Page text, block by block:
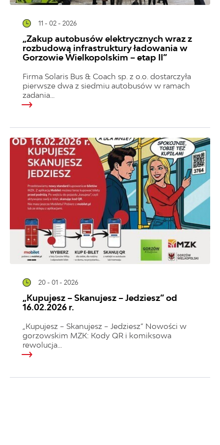
11 - 02 - 2026
„Zakup autobusów elektrycznych wraz z
rozbudową infrastruktury ładowania w
Gorzowie Wielkopolskim – etap II”
Firma Solaris Bus & Coach sp. z o.o. dostarczyła
pierwsze dwa z siedmiu autobusów w ramach
zadania...
20 - 01 - 2026
„Kupujesz – Skanujesz – Jedziesz” od
16.02.2026 r.
„Kupujesz – Skanujesz – Jedziesz” Nowości w
gorzowskim MZK: Kody QR i komiksowa
rewolucja...